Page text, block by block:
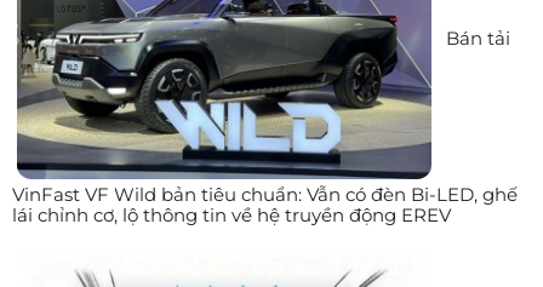
Bán tải
VinFast VF Wild bản tiêu chuẩn: Vẫn có đèn Bi-LED, ghế
lái chỉnh cơ, lộ thông tin về hệ truyền động EREV